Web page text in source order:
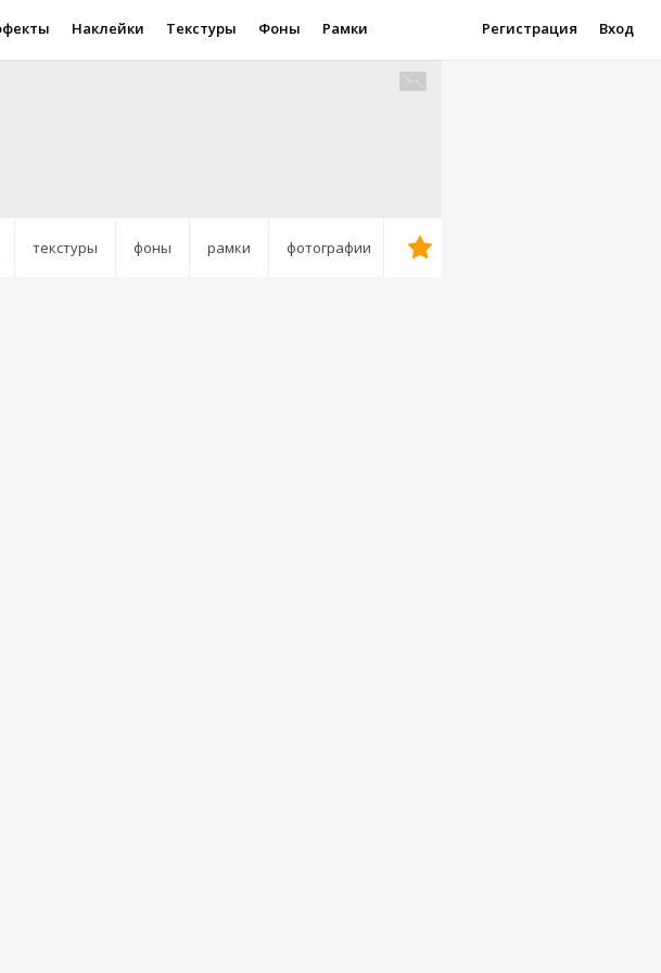
Наклейки Текстуры Фоны Рамки Регистрация Вход
текстуры фоны рамки фотографии